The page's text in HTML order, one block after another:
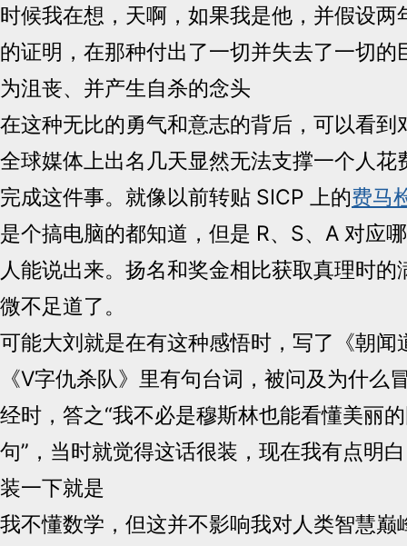
时候我在想，天啊，如果我是他，并假设两
的证明，在那种付出了一切并失去了一切的
为沮丧、并产生自杀的念头
在这种无比的勇气和意志的背后，可以看到
全球媒体上出名几天显然无法支撑一个人花
完成这件事。就像以前转贴 SICP 上的费马
是个搞电脑的都知道，但是 R、S、A 对应
人能说出来。扬名和奖金相比获取真理时的
微不足道了。
可能大刘就是在有这种感悟时，写了《朝闻
《V字仇杀队》里有句台词，被问及为什么
经时，答之“我不必是穆斯林也能看懂美丽
句”，当时就觉得这话很装，现在我有点明
装一下就是
我不懂数学，但这并不影响我对人类智慧巅